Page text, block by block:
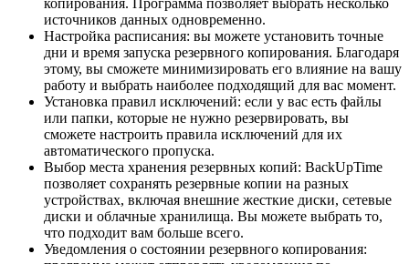
источников данных одновременно.
Настройка расписания: вы можете установить точные
дни и время запуска резервного копирования. Благодаря
этому, вы сможете минимизировать его влияние на вашу
работу и выбрать наиболее подходящий для вас момент.
Установка правил исключений: если у вас есть файлы
или папки, которые не нужно резервировать, вы
сможете настроить правила исключений для их
автоматического пропуска.
Выбор места хранения резервных копий: BackUpTime
позволяет сохранять резервные копии на разных
устройствах, включая внешние жесткие диски, сетевые
диски и облачные хранилища. Вы можете выбрать то,
что подходит вам больше всего.
Уведомления о состоянии резервного копирования: